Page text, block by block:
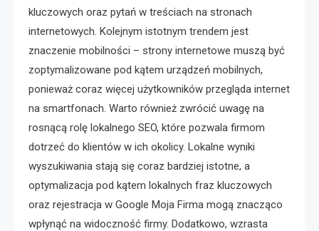
kluczowych oraz pytań w treściach na stronach
internetowych. Kolejnym istotnym trendem jest
znaczenie mobilności – strony internetowe muszą być
zoptymalizowane pod kątem urządzeń mobilnych,
ponieważ coraz więcej użytkowników przegląda internet
na smartfonach. Warto również zwrócić uwagę na
rosnącą rolę lokalnego SEO, które pozwala firmom
dotrzeć do klientów w ich okolicy. Lokalne wyniki
wyszukiwania stają się coraz bardziej istotne, a
optymalizacja pod kątem lokalnych fraz kluczowych
oraz rejestracja w Google Moja Firma mogą znacząco
wpłynąć na widoczność firmy. Dodatkowo, wzrasta